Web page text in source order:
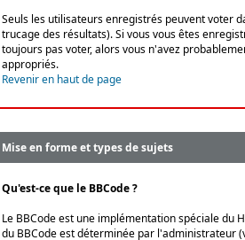
Seuls les utilisateurs enregistrés peuvent voter
trucage des résultats). Si vous vous êtes
toujours pas voter, alors vous n'avez
appropriés.
Revenir en haut de page
Mise en forme et types de sujets
Qu'est-ce que le BBCode ?
Le BBCode est une implémentation spéciale du
du BBCode est déterminée par l'administrateur